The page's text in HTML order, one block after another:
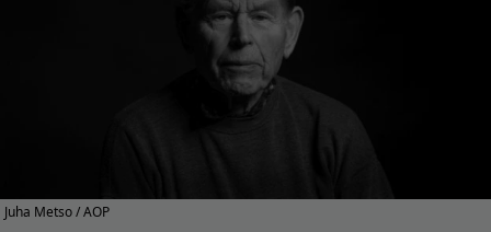
Juha Metso / AOP